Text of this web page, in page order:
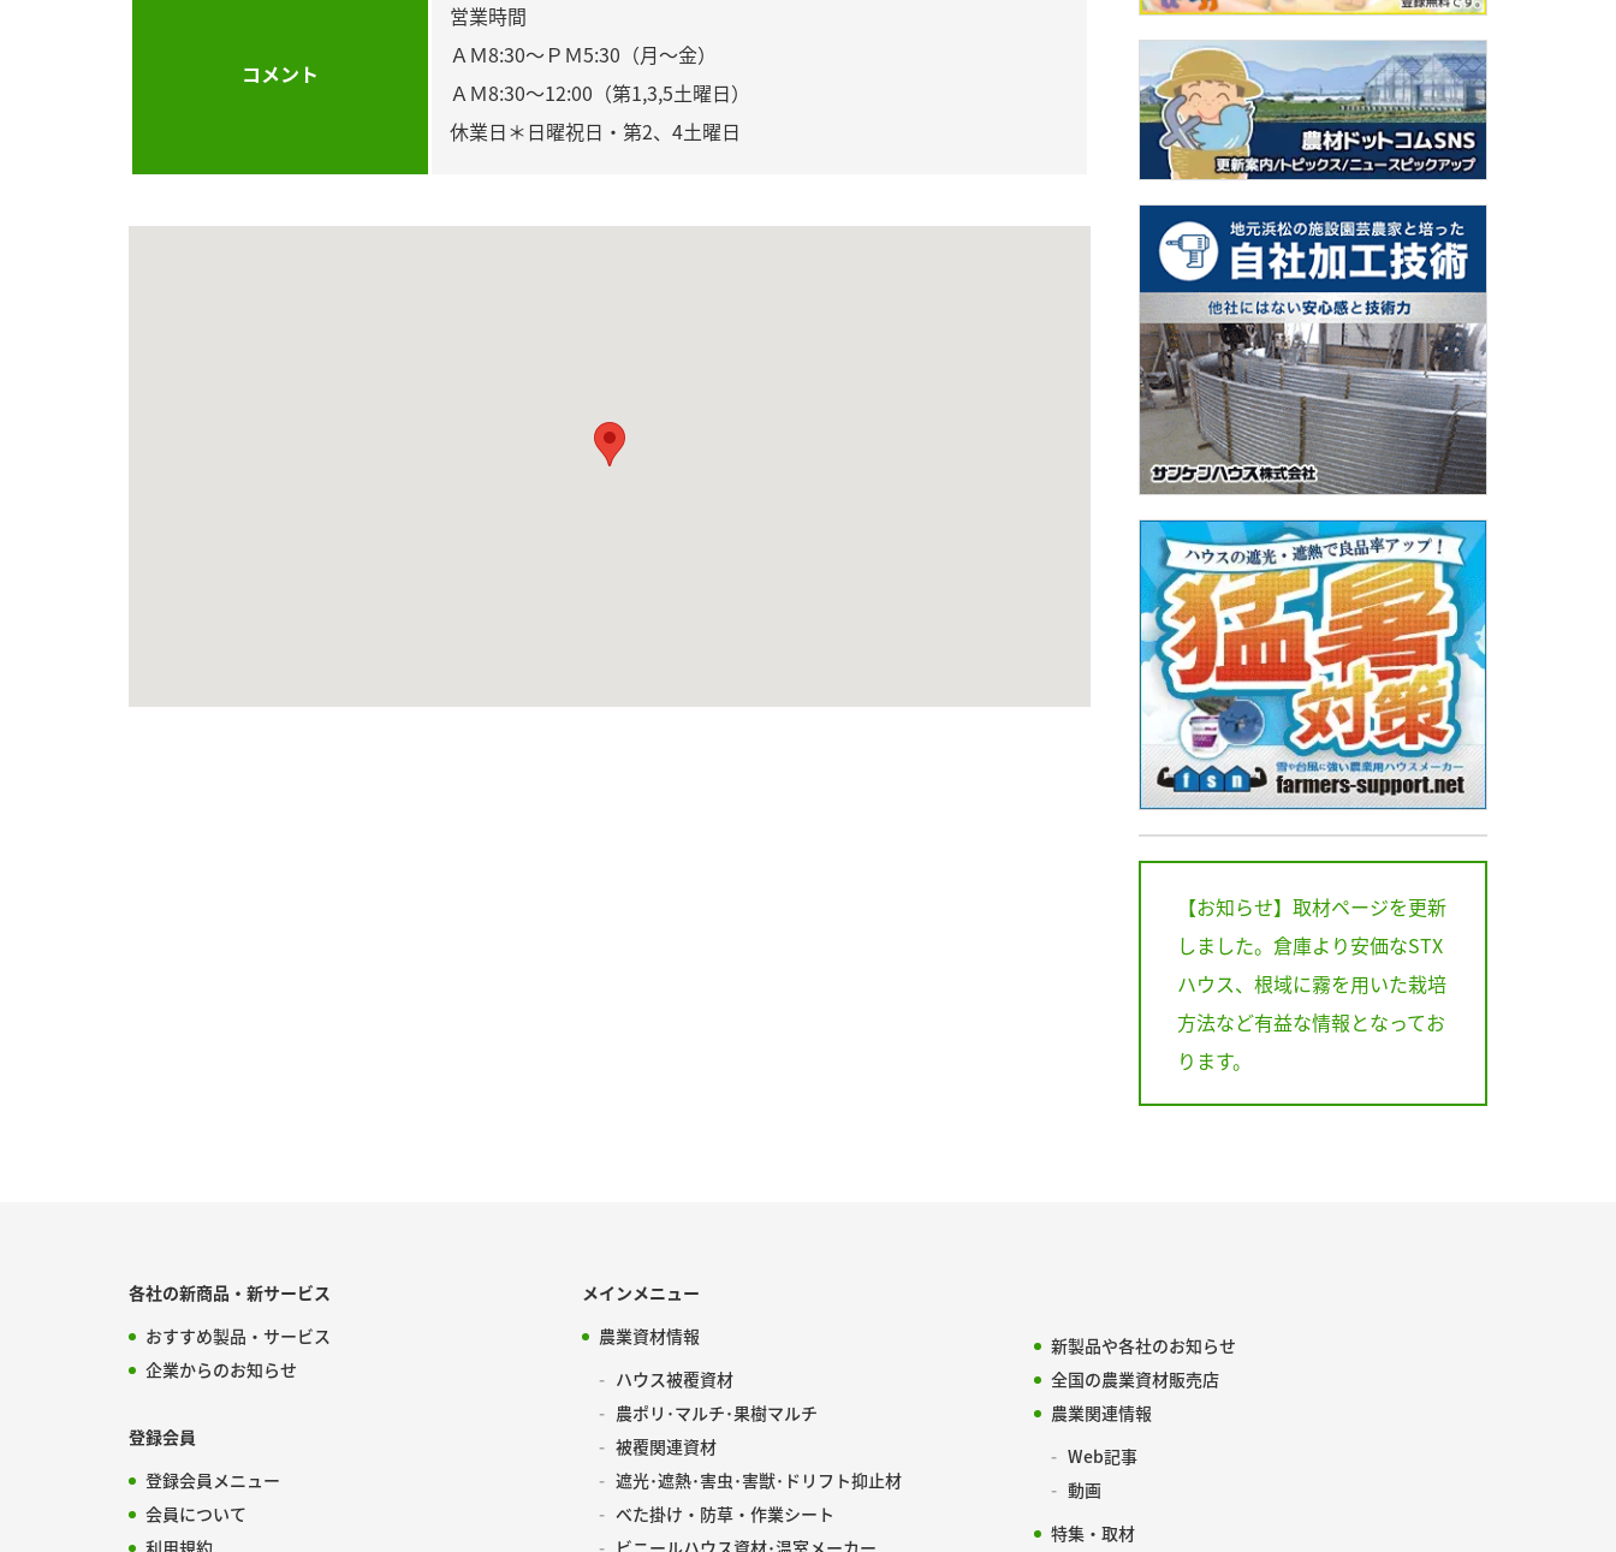
コメント
営業時間
ＡＭ8:30～ＰＭ5:30（月～金）
ＡＭ8:30～12:00（第1,3,5土曜日）
休業日＊日曜祝日・第2、4土曜日
【お知らせ】取材ページを更新
しました。倉庫より安価なSTX
ハウス、根域に霧を用いた栽培
方法など有益な情報となってお
ります。
各社の新商品・新サービス
おすすめ製品・サービス
企業からのお知らせ
登録会員
登録会員メニュー
会員について
メインメニュー
農業資材情報
ハウス被覆資材
農ポリ･マルチ･果樹マルチ
被覆関連資材
遮光･遮熱･害虫･害獣･ドリフト抑止材
べた掛け・防草・作業シート
新製品や各社のお知らせ
全国の農業資材販売店
農業関連情報
Web記事
動画
特集・取材